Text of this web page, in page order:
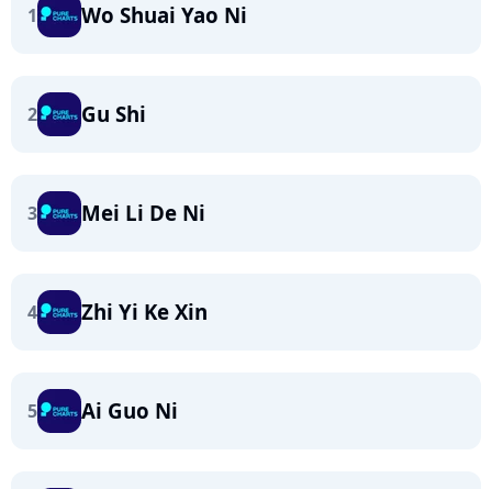
1 Wo Shuai Yao Ni
2 Gu Shi
3 Mei Li De Ni
4 Zhi Yi Ke Xin
5 Ai Guo Ni